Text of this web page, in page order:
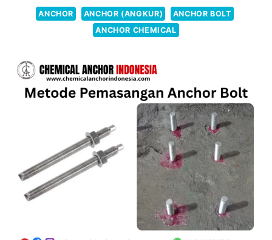
ANCHOR ANCHOR (ANGKUR)
ANCHOR BOLT
ANCHOR CHEMICAL